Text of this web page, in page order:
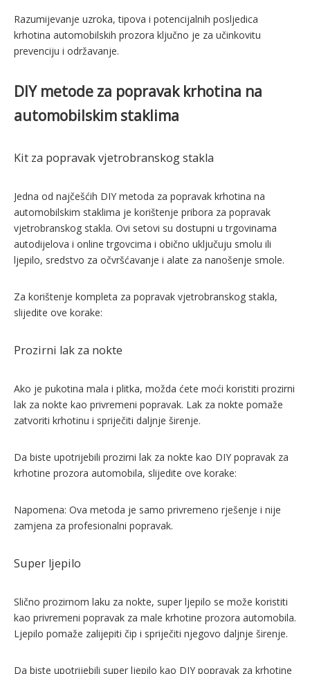
Razumijevanje uzroka, tipova i potencijalnih posljedica
krhotina automobilskih prozora ključno je za učinkovitu
prevenciju i održavanje.
DIY metode za popravak krhotina na
automobilskim staklima
Kit za popravak vjetrobranskog stakla
Jedna od najčešćih DIY metoda za popravak krhotina na
automobilskim staklima je korištenje pribora za popravak
vjetrobranskog stakla. Ovi setovi su dostupni u trgovinama
autodijelova i online trgovcima i obično uključuju smolu ili
ljepilo, sredstvo za očvršćavanje i alate za nanošenje smole.
Za korištenje kompleta za popravak vjetrobranskog stakla,
slijedite ove korake:
Prozirni lak za nokte
Ako je pukotina mala i plitka, možda ćete moći koristiti prozirni
lak za nokte kao privremeni popravak. Lak za nokte pomaže
zatvoriti krhotinu i spriječiti daljnje širenje.
Da biste upotrijebili prozirni lak za nokte kao DIY popravak za
krhotine prozora automobila, slijedite ove korake:
Napomena: Ova metoda je samo privremeno rješenje i nije
zamjena za profesionalni popravak.
Super ljepilo
Slično prozirnom laku za nokte, super ljepilo se može koristiti
kao privremeni popravak za male krhotine prozora automobila.
Ljepilo pomaže zalijepiti čip i spriječiti njegovo daljnje širenje.
Da biste upotrijebili super ljepilo kao DIY popravak za krhotine